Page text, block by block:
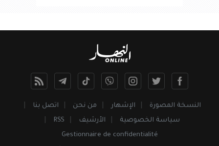
النسخة المصورة الإشهار من نحن
اتصل بنا
سياسة الخصوصية
الأرشيف
RSS
Gestionnaire de confidentialité